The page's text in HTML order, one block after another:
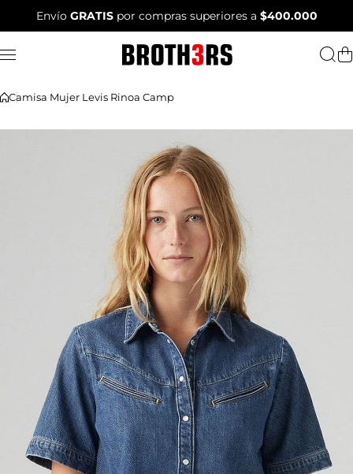
Envío GRATISpor compras superiores a $400.000
Camisa Mujer Levis Rinoa Camp